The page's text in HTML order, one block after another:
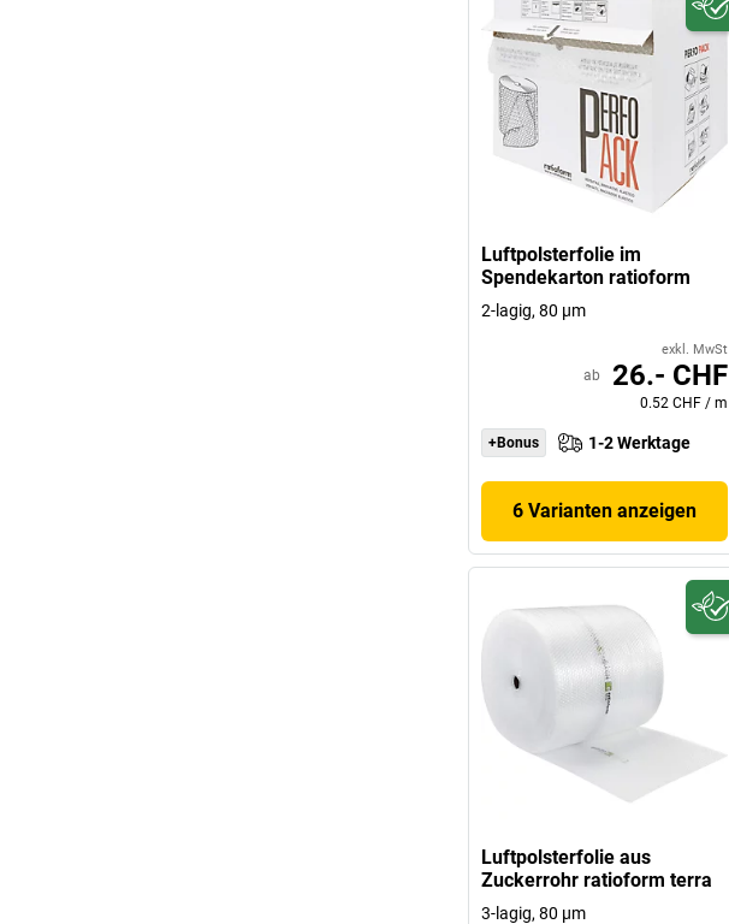
Luftpolsterfolie im
Spendekarton ratioform
2-lagig, 80 µm
exkl. MwSt
ab 26.- CHF
0.52 CHF /m
+Bonus 1-2 Werktage
6 Varianten anzeigen
Luftpolsterfolie aus
Zuckerrohr ratioform terra
3-lagig, 80 µm